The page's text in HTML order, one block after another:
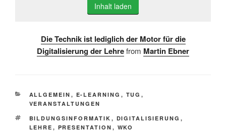
Inhalt laden
Die Technik ist lediglich der Motor für die
Digitalisierung der Lehrefrom Martin Ebner
KATEGORIEN
ALLGEMEIN , E-LEARNING , TUG ,
VERANSTALTUNGEN
SCHLAGWÖRTER
BILDUNGSINFORMATIK , DIGITALISIERUNG ,
LEHRE , PRESENTATION , WKO